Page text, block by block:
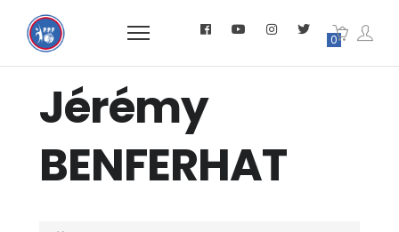
0
Jérémy
BENFERHAT